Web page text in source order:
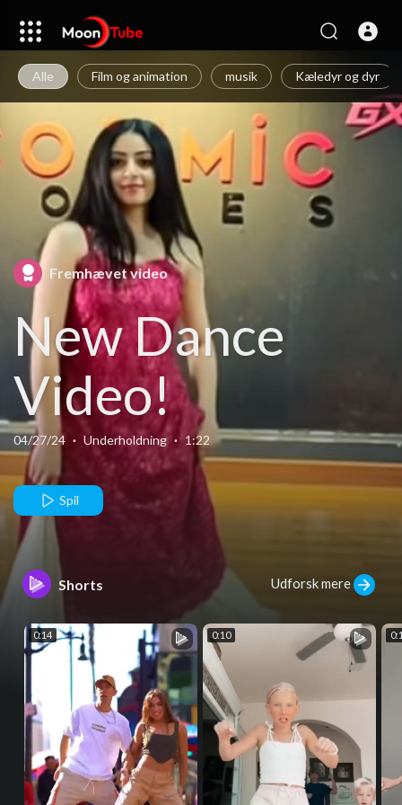
Alle Film og animation musik Kæledyr og dyr
Fremhævet video
New Dance
Video!
04/27/24 · Underholdning · 1:22
Spil
Shorts Udforsk mere
0:14 0:10